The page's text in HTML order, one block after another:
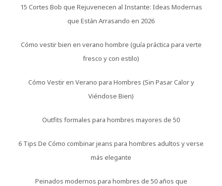
15 Cortes Bob que Rejuvenecen al Instante: Ideas Modernas
que Están Arrasando en 2026
Cómo vestir bien en verano hombre (guía práctica para verte
fresco y con estilo)
Cómo Vestir en Verano para Hombres (Sin Pasar Calor y
Viéndose Bien)
Outfits formales para hombres mayores de 50
6 Tips De Cómo combinar jeans para hombres adultos y verse
más elegante
Peinados modernos para hombres de 50 años que